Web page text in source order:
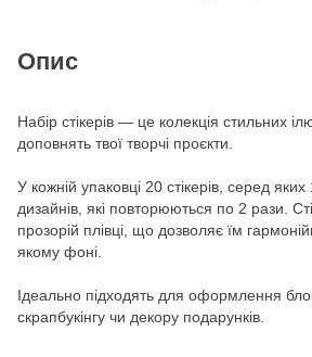
Опис
Набір стікерів — це колекція стильних
доповнять твої творчі проєкти.
У кожній упаковці 20 стікерів, серед яких
дизайнів, які повторюються по 2 рази.
прозорій плівці, що дозволяє їм
якому фоні.
Ідеально підходять для оформлення
скрапбукінгу чи декору подарунків.